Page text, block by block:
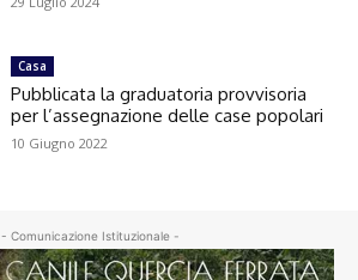
Casa
Pubblicata la graduatoria provvisoria
per l’assegnazione delle case popolari
10 Giugno 2022
- Comunicazione Istituzionale -